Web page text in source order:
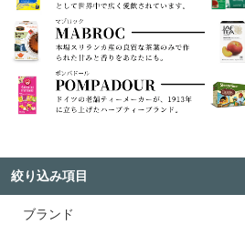
絞り込み項目
ブランド